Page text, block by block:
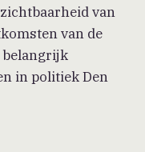
van
van de
belangrijk
in politiek Den